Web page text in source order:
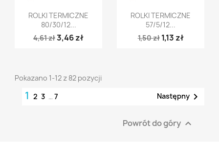
Szybki podgląd
ROLKI TERMICZNE
80/30/12...
4,61 zł3,46 zł
Szybki podgląd
ROLKI TERMICZNE
57/5/12...
1,50 zł 1,13 zł
Pokazano 1-12 z 82 pozycji
1 2 3 … 7 Następny 
Powrót do góry 